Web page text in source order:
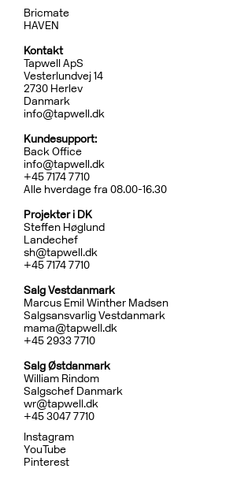
Bricmate
HAVEN
Kontakt
Tapwell ApS
Vesterlundvej 14
2730 Herlev
Danmark
info@tapwell.dk
Kundesupport:
Back Office
info@tapwell.dk
+45 7174 7710
Alle hverdage fra 08.00-16.30
Projekter i DK
Steffen Høglund
Landechef
sh@tapwell.dk
+45 7174 7710
Salg Vestdanmark
Marcus Emil Winther Madsen
Salgsansvarlig Vestdanmark
mama@tapwell.dk
+45 2933 7710
SalgØstdanmark
William Rindom
Salgschef Danmark
wr@tapwell.dk
+45 3047 7710
Instagram
YouTube
Pinterest